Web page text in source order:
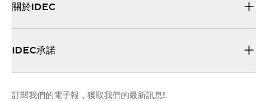
關於IDEC
IDEC承諾
訂閱我們的電子報，獲取我們的最新訊息!